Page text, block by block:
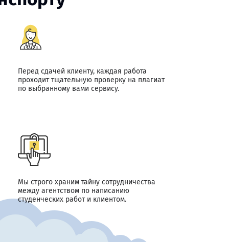
Перед сдачей клиенту, каждая работа
проходит тщательную проверку на плагиат
по выбранному вами сервису.
Мы строго храним тайну сотрудничества
между агентством по написанию
студенческих работ и клиентом.